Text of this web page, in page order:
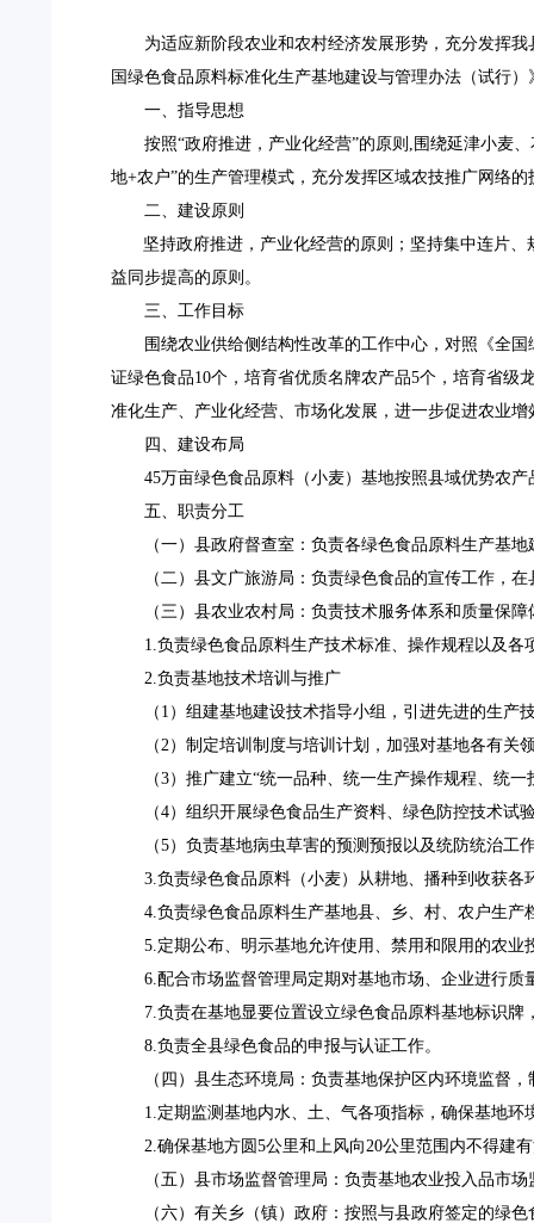
为适应新阶段农业和农村经济发展形势，充分发挥
国绿色食品原料标准化生产基地建设与管理办法（试行
一、指导思想
按照“政府推进，产业化经营”的原则, 围绕延津小麦
地+农户”的生产管理模式，充分发挥区域农技推广网络
二、建设原则
坚持政府推进，产业化经营的原则；坚持集中连片
益同步提高的原则。
三、工作目标
围绕农业供给侧结构性改革的工作中心，对照《全国
证绿色食品10个，培育省优质名牌农产品5个，培育省级
准化生产、产业化经营、市场化发展，进一步促进农业增
四、建设布局
45万亩绿色食品原料（小麦）基地按照县域优势农产
五、职责分工
（一）县政府督查室： 负责各绿色食品原料生产基
（二）县文广旅游局： 负责绿色食品的宣传工作，
（三）县农业农村局： 负责技术服务体系和质量保
1.负责绿色食品原料生产技术标准、操作规程以及各
2.负责基地技术培训与推广
（ 1）组建基地建设技术指导小组，引进先进的生产
（2）制定培训制度与培训计划，加强对基地各有关
（3）推广建立“统一品种、统一生产操作规程、统一
（4）组织开展绿色食品生产资料、绿色防控技术试
（5）负责基地病虫草害的预测预报以及统防统治工
3.负责绿色食品原料（小麦）从耕地、播种到收获
4.负责绿色食品原料生产基地县、乡、村、农户生产
5.定期公布、明示基地允许使用、禁用和限用的农
6.配合市场监督管理局定期对基地市场、企业进行质
7.负责在基地显要位置设立绿色食品原料基地标识
8.负责全县绿色食品的申报与认证工作。
（四）县生态环境局： 负责基地保护区内环境监督
1.定期监测基地内水、土、气各项指标，确保基地环
2.确保基地方圆5公里和上风向20公里范围内不得建
（五）县市场监督管理局： 负责基地农业投入品市
（六）有关乡（镇）政府： 按照与县政府签定的绿